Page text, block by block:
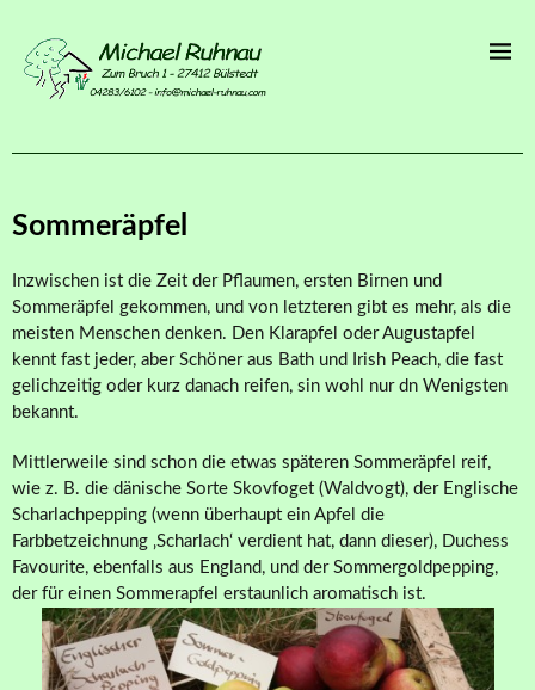
Sommeräpfel
Inzwischen ist die Zeit der Pflaumen, ersten Birnen und
Sommeräpfel gekommen, und von letzteren gibt es mehr, als die
meisten Menschen denken. Den Klarapfel oder Augustapfel
kennt fast jeder, aber Schöner aus Bath und Irish Peach, die fast
gelichzeitig oder kurz danach reifen, sin wohl nur dn Wenigsten
bekannt.
Mittlerweile sind schon die etwas späteren Sommeräpfel reif,
wie z. B. die dänische Sorte Skovfoget (Waldvogt), der Englische
Scharlachpepping (wenn überhaupt ein Apfel die
Farbbetzeichnung ‚Scharlach‘ verdient hat, dann dieser), Duchess
Favourite, ebenfalls aus England, und der Sommergoldpepping,
der für einen Sommerapfel erstaunlich aromatisch ist.